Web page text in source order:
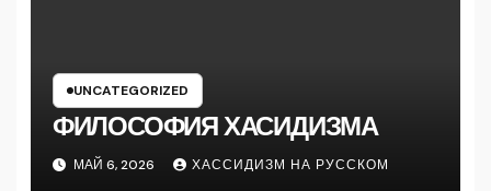
UNCATEGORIZED
ФИЛОСОФИЯ ХАСИДИЗМА
МАЙ 6, 2026 ХАССИДИЗМ НА РУССКОМ